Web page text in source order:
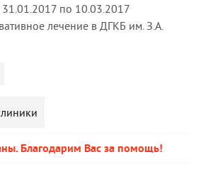
31.01.2017 по 10.03.2017
лечение в ДГКБ им. З.А.
Благодарим Вас за помощь!